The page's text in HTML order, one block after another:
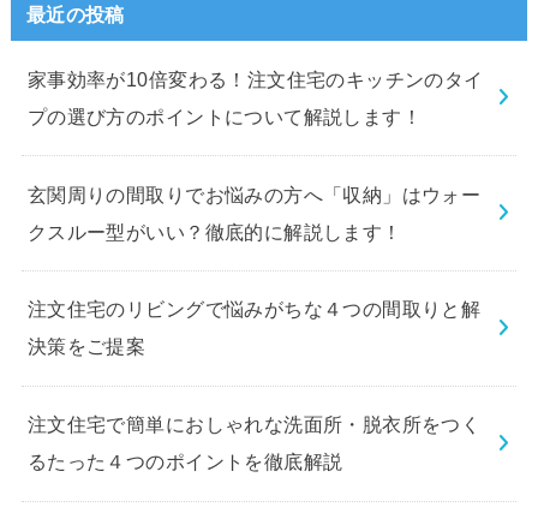
最近の投稿
家事効率が10倍変わる！注文住宅のキッチンのタイ
プの選び方のポイントについて解説します！
玄関周りの間取りでお悩みの方へ「収納」はウォー
クスルー型がいい？徹底的に解説します！
注文住宅のリビングで悩みがちな４つの間取りと解
決策をご提案
注文住宅で簡単におしゃれな洗面所・脱衣所をつく
るたった４つのポイントを徹底解説